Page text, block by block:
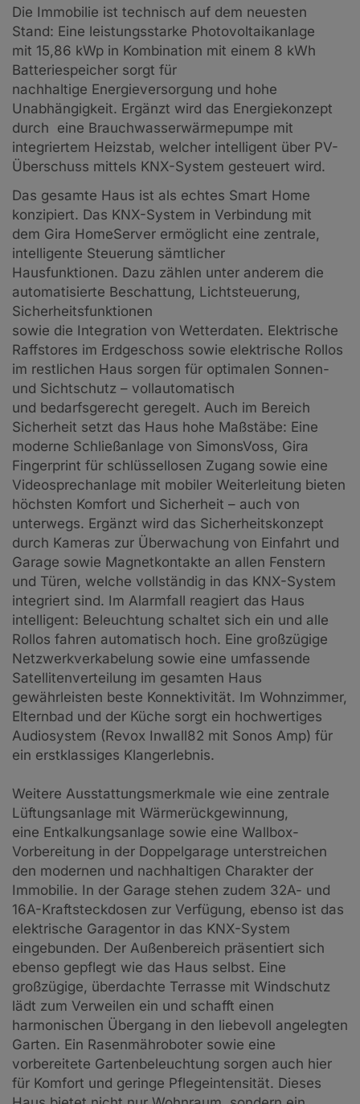
Die Immobilie ist technisch auf dem neuesten
Stand: Eine leistungsstarke Photovoltaikanlage
mit 15,86 kWp in Kombination mit einem 8 kWh
Batteriespeicher sorgt für
nachhaltige Energieversorgung und hohe
Unabhängigkeit. Ergänzt wird das Energiekonzept
durch eine Brauchwasserwärmepumpe mit
integriertem Heizstab, welcher intelligent über PV-
Überschuss mittels KNX-System gesteuert wird.
Das gesamte Haus ist als echtes Smart Home
konzipiert. Das KNX-System in Verbindung mit
dem Gira HomeServer ermöglicht eine zentrale,
intelligente Steuerung sämtlicher
Hausfunktionen. Dazu zählen unter anderem die
automatisierte Beschattung, Lichtsteuerung,
Sicherheitsfunktionen
sowie die Integration von Wetterdaten. Elektrische
Raffstores im Erdgeschoss sowie elektrische Rollos
im restlichen Haus sorgen für optimalen Sonnen-
und Sichtschutz – vollautomatisch
und bedarfsgerecht geregelt. Auch im Bereich
Sicherheit setzt das Haus hohe Maßstäbe: Eine
moderne Schließanlage von SimonsVoss, Gira
Fingerprint für schlüssellosen Zugang sowie eine
Videosprechanlage mit mobiler Weiterleitung bieten
höchsten Komfort und Sicherheit – auch von
unterwegs. Ergänzt wird das Sicherheitskonzept
durch Kameras zur Überwachung von Einfahrt und
Garage sowie Magnetkontakte an allen Fenstern
und Türen, welche vollständig in das KNX-System
integriert sind. Im Alarmfall reagiert das Haus
intelligent: Beleuchtung schaltet sich ein und alle
Rollos fahren automatisch hoch. Eine großzügige
Netzwerkverkabelung sowie eine umfassende
Satellitenverteilung im gesamten Haus
gewährleisten beste Konnektivität. Im Wohnzimmer,
Elternbad und der Küche sorgt ein hochwertiges
Audiosystem (Revox Inwall82 mit Sonos Amp) für
ein erstklassiges Klangerlebnis.
Weitere Ausstattungsmerkmale wie eine zentrale
Lüftungsanlage mit Wärmerückgewinnung,
eine Entkalkungsanlage sowie eine Wallbox-
Vorbereitung in der Doppelgarage unterstreichen
den modernen und nachhaltigen Charakter der
Immobilie. In der Garage stehen zudem 32A- und
16A-Kraftsteckdosen zur Verfügung, ebenso ist das
elektrische Garagentor in das KNX-System
eingebunden. Der Außenbereich präsentiert sich
ebenso gepflegt wie das Haus selbst. Eine
großzügige, überdachte Terrasse mit Windschutz
lädt zum Verweilen ein und schafft einen
harmonischen Übergang in den liebevoll angelegten
Garten. Ein Rasenmähroboter sowie eine
vorbereitete Gartenbeleuchtung sorgen auch hier
für Komfort und geringe Pflegeintensität. Dieses